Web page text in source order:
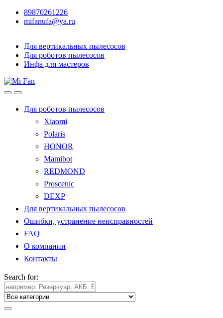
89870261226
mifanufa@ya.ru
Для вертикальных пылесосов
Для роботов пылесосов
Инфа для мастеров
Для роботов пылесосов
Xiaomi
Polaris
HONOR
Mamibot
REDMOND
Proscenic
DEXP
Для вертикальных пылесосов
Ошибки, устранение неисправностей
FAQ
О компании
Контакты
Search for: